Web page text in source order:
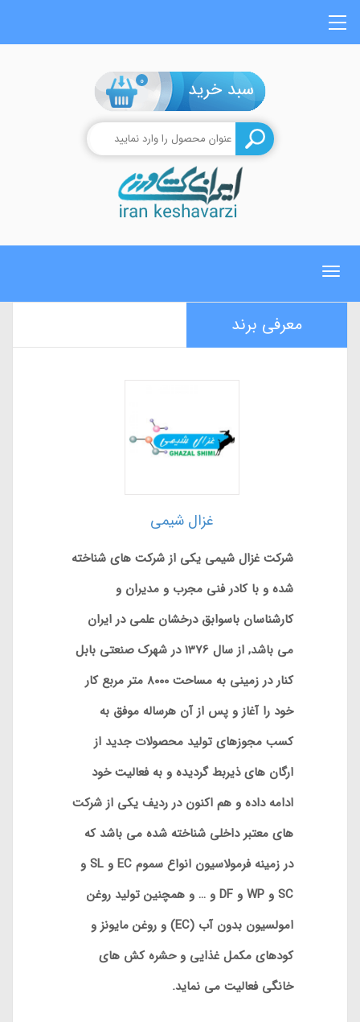
0
Toggle
معرفی برند
غزال شیمی
شرکت غزال شیمی یکی از شرکت های شناخته
شده و با کادر فنی مجرب و مدیران و
کارشناسان باسوابق درخشان علمی در ایران
می باشد, از سال 1376 در شهرک صنعتی بابل
کنار در زمینی به مساحت 8000 متر مربع کار
خود را آغاز و پس از آن هرساله موفق به
کسب مجوزهای تولید محصولات جدید از
ارگان های ذیربط گردیده و به فعالیت خود
ادامه داده و هم اکنون در ردیف یکی از شرکت
های معتبر داخلی شناخته شده می باشد که
در زمینه فرمولاسیون انواع سموم EC و SL و
SC و WP و DF و … و همچنین تولید روغن
امولسیون بدون آب (EC) و روغن مایونز و
کودهای مکمل غذایی و حشره کش های
خانگی فعالیت می نماید.